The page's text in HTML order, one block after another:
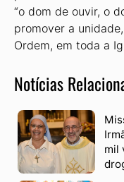
“o dom de ouvir, o
promover a
Ordem, em toda a
Notícias
mil